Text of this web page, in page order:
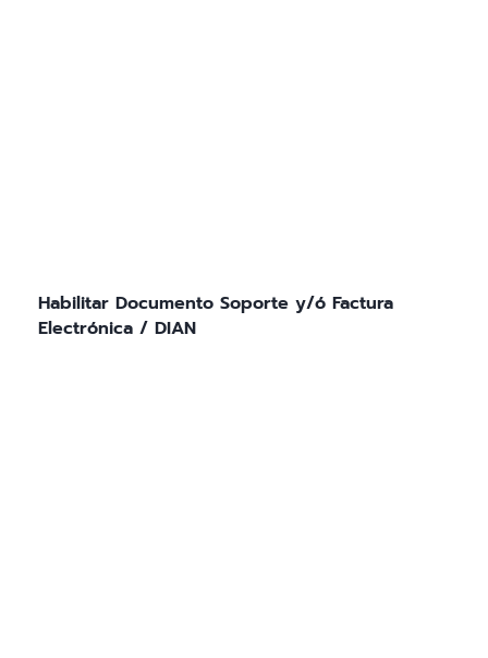
Habilitar Documento Soporte y/ó Factura
Electrónica / DIAN